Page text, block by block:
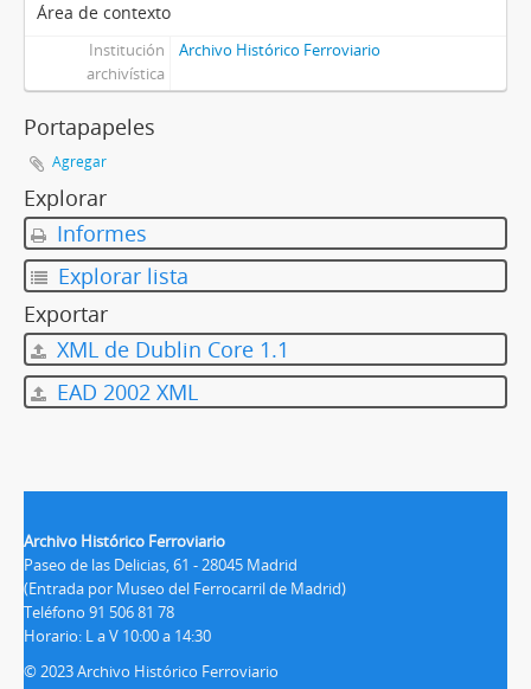
Área de contexto
Institución
archivística
Archivo Histórico Ferroviario
Portapapeles
Agregar
Explorar
Informes
Explorar lista
Exportar
XML de Dublin Core 1.1
EAD 2002 XML
Archivo Histórico Ferroviario
Paseo de las Delicias, 61 - 28045 Madrid
(Entrada por Museo del Ferrocarril de Madrid)
Teléfono 91 506 81 78
Horario: L a V 10:00 a 14:30
© 2023 Archivo Histórico Ferroviario